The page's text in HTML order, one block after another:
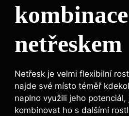
netřeskem
Netřesk je velmi flexibilní
najde ⁣své místo téměř
naplno⁤ využili jeho potenciál,⁣
kombinovat⁢ ho s dalšími